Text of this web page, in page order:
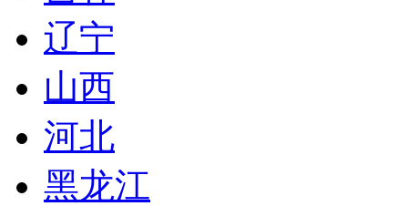
辽宁
山西
河北
黑龙江